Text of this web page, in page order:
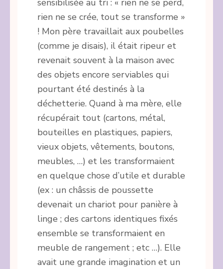
sensibilisée au tri : « rien ne se perd,
rien ne se crée, tout se transforme »
! Mon père travaillait aux poubelles
(comme je disais), il était ripeur et
revenait souvent à la maison avec
des objets encore serviables qui
pourtant été destinés à la
déchetterie. Quand à ma mère, elle
récupérait tout (cartons, métal,
bouteilles en plastiques, papiers,
vieux objets, vêtements, boutons,
meubles, …) et les transformaient
en quelque chose d’utile et durable
(ex : un châssis de poussette
devenait un chariot pour panière à
linge ; des cartons identiques fixés
ensemble se transformaient en
meuble de rangement ; etc …). Elle
avait une grande imagination et un